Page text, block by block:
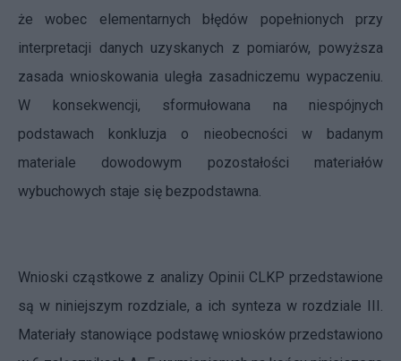
że wobec elementarnych błędów popełnionych przy
interpretacji danych uzyskanych z pomiarów, powyższa
zasada wnioskowania uległa zasadniczemu wypaczeniu.
W konsekwencji, sformułowana na niespójnych
podstawach konkluzja o nieobecności w badanym
materiale dowodowym pozostałości materiałów
wybuchowych staje się bezpodstawna.
Wnioski cząstkowe z analizy Opinii CLKP przedstawione
są w niniejszym rozdziale, a ich synteza w rozdziale III.
Materiały stanowiące podstawę wniosków przedstawiono